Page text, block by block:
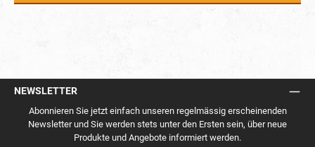
NEWSLETTER
Abonnieren Sie jetzt einfach unseren regelmässig erscheinenden
Newsletter und Sie werden stets unter den Ersten sein, über neue
Produkte und Angebote informiert werden.